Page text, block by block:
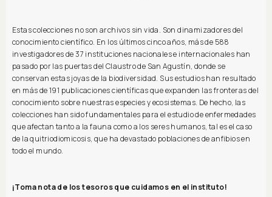
Estas colecciones no son archivos sin vida. Son dinamizadores del
conocimiento científico. En los últimos cinco años, más de 588
investigadores de 37 instituciones nacionales e internacionales han
pasado por las puertas del Claustro de San Agustín, donde se
conservan estas joyas de la biodiversidad. Sus estudios han resultado
en más de 191 publicaciones científicas que expanden las fronteras del
conocimiento sobre nuestras especies y ecosistemas. De hecho, las
colecciones han sido fundamentales para el estudio de enfermedades
que afectan tanto a la fauna como a los seres humanos, tal es el caso
de la quitriodiomicosis, que ha devastado poblaciones de anfibios en
todo el mundo.
¡Toma nota de los tesoros que cuidamos en el instituto!